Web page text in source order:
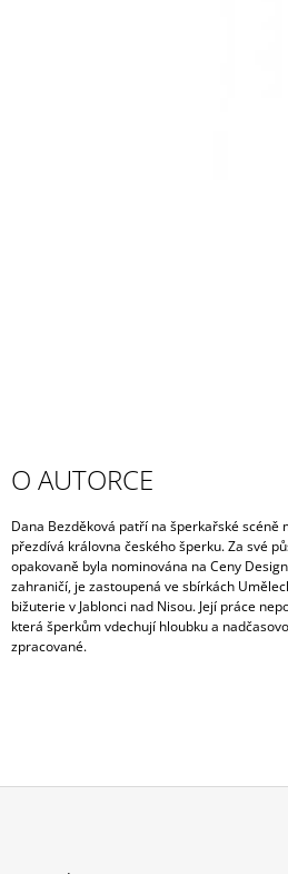
O AUTORCE
Dana Bezděková patří na šperkařské
přezdívá královna českého šperku. Za své
opakovaně byla nominována na Ceny
zahraničí, je zastoupená ve sbírkách
bižuterie v Jablonci nad Nisou. Její práce
která šperkům vdechují hloubku a
zpracované.